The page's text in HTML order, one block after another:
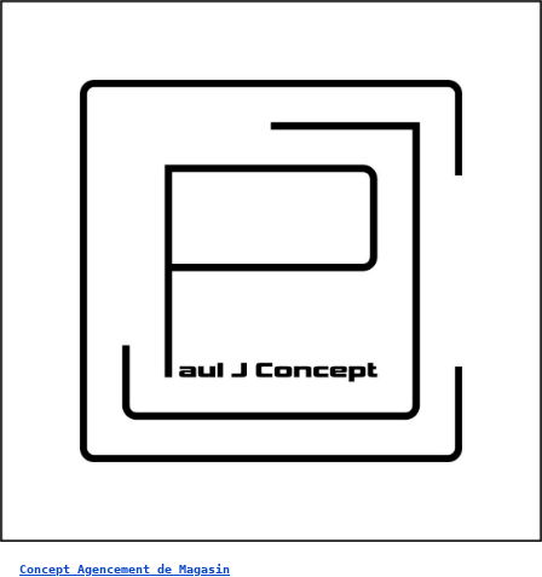
Concept Agencement de Magasin